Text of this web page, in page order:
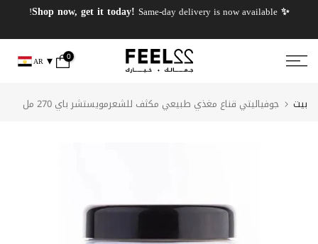
انتقل✨ Shop now, get it today!
Same-day delivery is now available!
0
AR
بيت جوفياليتي قناع مغذي طبيعي مكثف للشعرمويستشر باي 270 مل